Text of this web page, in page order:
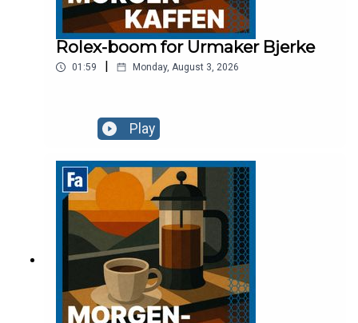
Rolex-boom for Urmaker Bjerke
01:59 Monday, August 3, 2026
Play